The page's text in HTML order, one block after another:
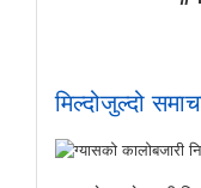
मिल्दोजुल्दो